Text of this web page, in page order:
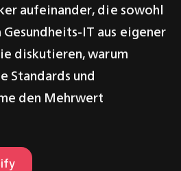
aufeinander, die sowohl
Gesundheits-IT aus eigener
diskutieren, warum
Standards und
den Mehrwert